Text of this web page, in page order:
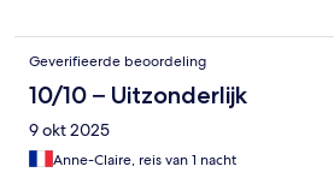
Geverifieerde beoordeling
10/10 – Uitzonderlijk
9 okt 2025
Anne-Claire, reis van 1 nacht